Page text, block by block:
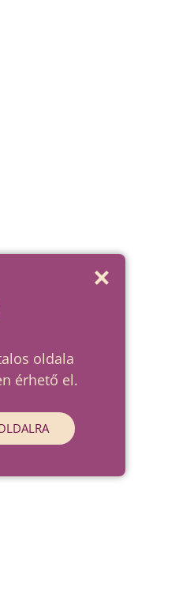
oldala
érhető el.